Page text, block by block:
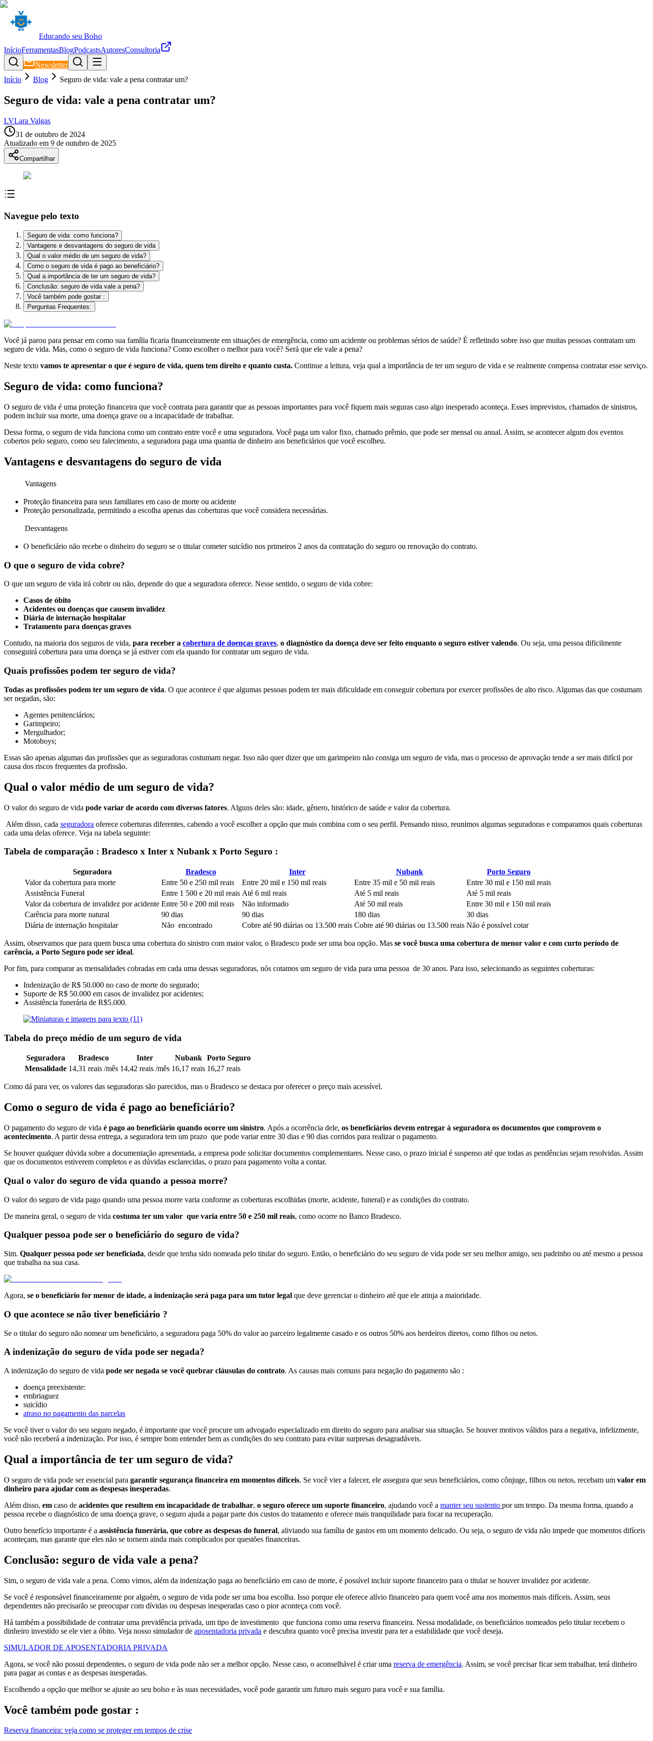
Educando seu Bolso
InícioFerramentasBlogPodcastsAutoresConsultoria
Newsletter
Início
Blog Seguro de vida: vale a pena contratar um?
Seguro de vida: vale a pena contratar um?
LVLara Valgas
31 de outubro de 2024
Atualizado em 9 de outubro de 2025
Compartilhar
Navegue pelo texto
Seguro de vida: como funciona?
Vantagens e desvantagens do seguro de vida
Qual o valor médio de um seguro de vida?
Como o seguro de vida é pago ao beneficiário?
Qual a importância de ter um seguro de vida?
Conclusão: seguro de vida vale a pena?
Você também pode gostar :
Perguntas Frequentes:
Você já parou para pensar em como sua família ficaria financeiramente em situações de emergência, como um acidente ou problemas sérios de saúde? É refletindo sobre isso que muitas pessoas contratam um
seguro de vida. Mas, como o seguro de vida funciona? Como escolher o melhor para você? Será que ele vale a pena?
Neste texto vamos te apresentar o que é seguro de vida, quem tem direito e quanto custa. Continue a leitura, veja qual a importância de ter um seguro de vida e se realmente compensa contratar esse serviço.
Seguro de vida: como funciona?
O seguro de vida é uma proteção financeira que você contrata para garantir que as pessoas importantes para você fiquem mais seguras caso algo inesperado aconteça. Esses imprevistos, chamados de sinistros,
podem incluir sua morte, uma doença grave ou a incapacidade de trabalhar.
Dessa forma, o seguro de vida funciona como um contrato entre você e uma seguradora. Você paga um valor fixo, chamado prêmio, que pode ser mensal ou anual. Assim, se acontecer algum dos eventos
cobertos pelo seguro, como seu falecimento, a seguradora paga uma quantia de dinheiro aos beneficiários que você escolheu.
Vantagens e desvantagens do seguro de vida
Vantagens
Proteção financeira para seus familiares em caso de morte ou acidente
Proteção personalizada, permitindo a escolha apenas das coberturas que você considera necessárias.
Desvantagens
O beneficiário não recebe o dinheiro do seguro se o titular cometer suicídio nos primeiros 2 anos da contratação do seguro ou renovação do contrato.
O que o seguro de vida cobre?
O que um seguro de vida irá cobrir ou não, depende do que a seguradora oferece. Nesse sentido, o seguro de vida cobre:
Casos de óbito
Acidentes ou doenças que causem invalidez
Diária de internação hospitalar
Tratamento para doenças graves
Contudo, na maioria dos seguros de vida, para receber a cobertura de doenças graves, o diagnóstico da doença deve ser feito enquanto o seguro estiver valendo. Ou seja, uma pessoa dificilmente
conseguirá cobertura para uma doença se já estiver com ela quando for contratar um seguro de vida.
Quais profissões podem ter seguro de vida?
Todas as profissões podem ter um seguro de vida. O que acontece é que algumas pessoas podem ter mais dificuldade em conseguir cobertura por exercer profissões de alto risco. Algumas das que costumam
ser negadas, são:
Agentes penitenciários;
Garimpeiro;
Mergulhador;
Motoboys;
Essas são apenas algumas das profissões que as seguradoras costumam negar. Isso não quer dizer que um garimpeiro não consiga um seguro de vida, mas o processo de aprovação tende a ser mais difícil por
causa dos riscos frequentes da profissão.
Qual o valor médio de um seguro de vida?
O valor do seguro de vida pode variar de acordo com diversos fatores. Alguns deles são: idade, gênero, histórico de saúde e valor da cobertura.
Além disso, cada seguradora oferece coberturas diferentes, cabendo a você escolher a opção que mais combina com o seu perfil. Pensando nisso, reunimos algumas seguradoras e comparamos quais coberturas
cada uma delas oferece. Veja na tabela seguinte:
Tabela de comparação : Bradesco x Inter x Nubank x Porto Seguro :
Seguradora Bradesco Inter Nubank
Porto Seguro
Valor da cobertura para morte
Entre 50 e 250 mil reais Entre 20 mil e 150 mil reais Entre 35 mil e 50 mil reais
Entre 30 mil e 150 mil reais
Assistência Funeral
Entre 1 500 e 20 mil reais Até 6 mil reais Até 5 mil reais
Até 5 mil reais
Valor da cobertura de invalidez por acidente Entre 50 e 200 mil reais Não informado Até 50 mil reais
Entre 30 mil e 150 mil reais
Carência para morte natural
90 dias 90 dias 180 dias
30 dias
Diária de internação hospitalar
Não encontrado Cobre até 90 diárias ou 13.500 reais Cobre até 90 diárias ou 13.500 reais Não é possível cotar
Assim, observamos que para quem busca uma cobertura do sinistro com maior valor, o Bradesco pode ser uma boa opção. Mas se você busca uma cobertura de menor valor e com curto período de
carência, a Porto Seguro pode ser ideal.
Por fim, para comparar as mensalidades cobradas em cada uma dessas seguradoras, nós cotamos um seguro de vida para uma pessoa de 30 anos. Para isso, selecionando as seguintes coberturas:
Indenização de R$ 50.000 no caso de morte do segurado;
Suporte de R$ 50.000 em casos de invalidez por acidentes;
Assistência funerária de R$5.000.
Tabela do preço médio de um seguro de vida
Seguradora Bradesco Inter Nubank
Porto Seguro
Mensalidade 14,31 reais /mês 14,42 reais /mês 16,17 reais 16,27 reais
Como dá para ver, os valores das seguradoras são parecidos, mas o Bradesco se destaca por oferecer o preço mais acessível.
Como o seguro de vida é pago ao beneficiário?
O pagamento do seguro de vida é pago ao beneficiário quando ocorre um sinistro. Após a ocorrência dele, os beneficiários devem entregar à seguradora os documentos que comprovem o
acontecimento. A partir dessa entrega, a seguradora tem um prazo que pode variar entre 30 dias e 90 dias corridos para realizar o pagamento.
Se houver qualquer dúvida sobre a documentação apresentada, a empresa pode solicitar documentos complementares. Nesse caso, o prazo inicial é suspenso até que todas as pendências sejam resolvidas. Assim
que os documentos estiverem completos e as dúvidas esclarecidas, o prazo para pagamento volta a contar.
Qual o valor do seguro de vida quando a pessoa morre?
O valor do seguro de vida pago quando uma pessoa morre varia conforme as coberturas escolhidas (morte, acidente, funeral) e as condições do contrato.
De maneira geral, o seguro de vida costuma ter um valor que varia entre 50 e 250 mil reais, como ocorre no Banco Bradesco.
Qualquer pessoa pode ser o beneficiário do seguro de vida?
Sim. Qualquer pessoa pode ser beneficiada, desde que tenha sido nomeada pelo titular do seguro. Então, o beneficiário do seu seguro de vida pode ser seu melhor amigo, seu padrinho ou até mesmo a pessoa
que trabalha na sua casa.
Agora, se o beneficiário for menor de idade, a indenização será paga para um tutor legal que deve gerenciar o dinheiro até que ele atinja a maioridade.
O que acontece se não tiver beneficiário ?
Se o titular do seguro não nomear um beneficiário, a seguradora paga 50% do valor ao parceiro legalmente casado e os outros 50% aos herdeiros diretos, como filhos ou netos.
A indenização do seguro de vida pode ser negada?
A indenização do seguro de vida pode ser negada se você quebrar cláusulas do contrato. As causas mais comuns para negação do pagamento são :
doença preexistente:
embriaguez
suicídio
atraso no pagamento das parcelas
Se você tiver o valor do seu seguro negado, é importante que você procure um advogado especializado em direito do seguro para analisar sua situação. Se houver motivos válidos para a negativa, infelizmente,
você não receberá a indenização. Por isso, é sempre bom entender bem as condições do seu contrato para evitar surpresas desagradáveis.
Qual a importância de ter um seguro de vida?
O seguro de vida pode ser essencial para garantir segurança financeira em momentos difíceis. Se você vier a falecer, ele assegura que seus beneficiários, como cônjuge, filhos ou netos, recebam um valor em
dinheiro para ajudar com as despesas inesperadas.
Além disso, em caso de acidentes que resultem em incapacidade de trabalhar, o seguro oferece um suporte financeiro, ajudando você a manter seu sustento por um tempo. Da mesma forma, quando a
pessoa recebe o diagnóstico de uma doença grave, o seguro ajuda a pagar parte dos custos do tratamento e oferece mais tranquilidade para focar na recuperação.
Outro benefício importante é a assistência funerária, que cobre as despesas do funeral, aliviando sua família de gastos em um momento delicado. Ou seja, o seguro de vida não impede que momentos difíceis
aconteçam, mas garante que eles não se tornem ainda mais complicados por questões financeiras.
Conclusão: seguro de vida vale a pena?
Sim, o seguro de vida vale a pena. Como vimos, além da indenização paga ao beneficiário em caso de morte, é possível incluir suporte financeiro para o titular se houver invalidez por acidente.
Se você é responsável financeiramente por alguém, o seguro de vida pode ser uma boa escolha. Isso porque ele oferece alívio financeiro para quem você ama nos momentos mais difíceis. Assim, seus
dependentes não precisarão se preocupar com dívidas ou despesas inesperadas caso o pior aconteça com você.
Há também a possibilidade de contratar uma previdência privada, um tipo de investimento que funciona como uma reserva financeira. Nessa modalidade, os beneficiários nomeados pelo titular recebem o
dinheiro investido se ele vier a óbito. Veja nosso simulador de aposentadoria privada e descubra quanto você precisa investir para ter a estabilidade que você deseja.
SIMULADOR DE APOSENTADORIA PRIVADA
Agora, se você não possui dependentes, o seguro de vida pode não ser a melhor opção. Nesse caso, o aconselhável é criar uma reserva de emergência. Assim, se você precisar ficar sem trabalhar, terá dinheiro
para pagar as contas e as despesas inesperadas.
Escolhendo a opção que melhor se ajuste ao seu bolso e às suas necessidades, você pode garantir um futuro mais seguro para você e sua família.
Você também pode gostar :
Reserva financeira: veja como se proteger em tempos de crise